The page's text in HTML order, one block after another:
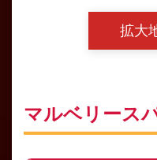
拡大
マルベリース